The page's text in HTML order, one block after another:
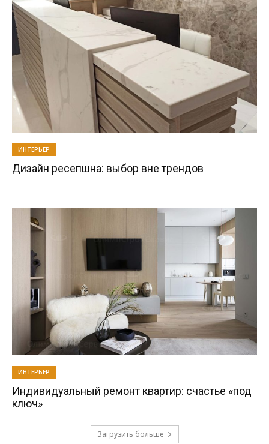
ИНТЕРЬЕР
Дизайн ресепшна: выбор вне трендов
ИНТЕРЬЕР
Индивидуальный ремонт квартир: счастье «под
ключ»
Загрузить больше